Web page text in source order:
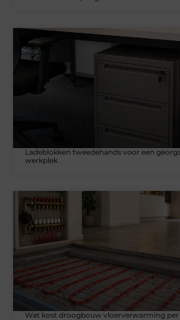
Ladeblokken tweedehands voor een
werkplek
Wat kost droogbouw vloerverwarming per